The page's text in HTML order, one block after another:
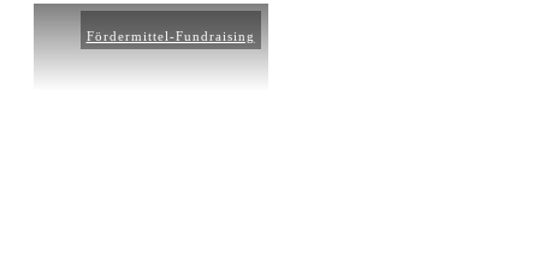
Fördermittel-Fundraising